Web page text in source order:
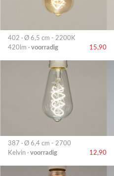
402 · Ø 6,5 cm - 2200K
420lm · voorradig 15,90
387 · Ø 6,4 cm - 2700
Kelvin · voorradig 12,90